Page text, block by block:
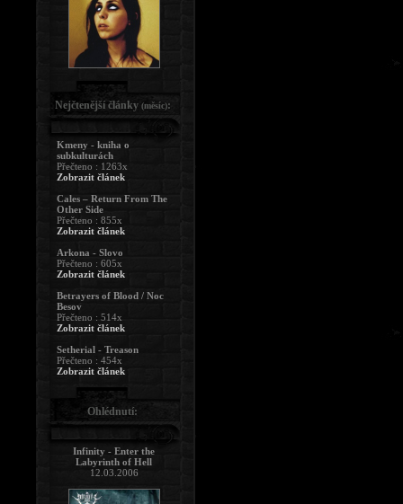
Nejčtenější články (měsíc):
Kmeny - kniha o
subkulturách
Přečteno : 1263x
Zobrazit článek
Cales – Return From The
Other Side
Přečteno : 855x
Zobrazit článek
Arkona - Slovo
Přečteno : 605x
Zobrazit článek
Betrayers of Blood / Noc
Besov
Přečteno : 514x
Zobrazit článek
Setherial - Treason
Přečteno : 454x
Zobrazit článek
Ohlédnutí:
Infinity - Enter the
Labyrinth of Hell
12.03.2006